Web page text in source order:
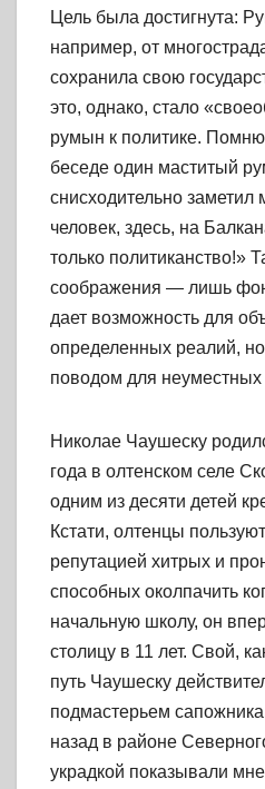
Цель была достигнута:
например, от
сохранила свою
это, однако, стало
румын к политике.
беседе один маститый
снисходительно
человек, здесь, на
только политиканство!»
соображения — лишь
дает возможность для
определенных реалий,
поводом для
Николае Чаушеску
года в олтенском селе
одним из десяти детей
Кстати, олтенцы
репутацией хитрых и
способных околпачить
начальную школу, он
столицу в 11 лет. Свой,
путь Чаушеску
подмастерьем
назад в районе
украдкой показывали